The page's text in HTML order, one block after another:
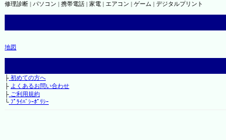
修理診断 | パソコン | 携帯電話 | 家電 | エアコン | ゲーム | デジタルプリント
地図
├初めての方へ
├ よくあるお問い合わせ
├ご利用規約
└ﾌﾟﾗｲﾊﾞｼｰﾎﾟﾘｼｰ